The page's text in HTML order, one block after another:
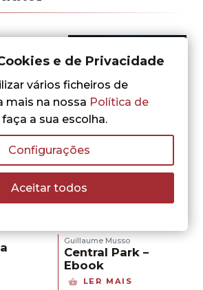
Guillaume Musso
Central Park –
Ebook
LER MAIS
e de Privacidade
vários ficheiros de
mais na nossa Política de
faça a sua escolha.
Configurações
Aceitar todos